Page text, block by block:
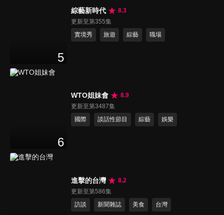
5
綜藝新時代
8.3
更新至第355集
實境秀
旅遊 綜藝 職場
6
WTO姐妹會
8.9
更新至第3487集
國際
談話性節目 綜藝 娛樂
進擊的台灣
8.2
更新至第586集
訪談
新聞雜誌 美食 台灣